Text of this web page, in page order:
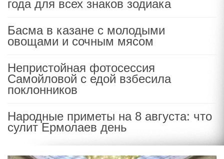
года для всех знаков зодиака
Басма в казане с молодыми
овощами и сочным мясом
Непристойная фотосессия
Самойловой с едой взбесила
поклонников
Народные приметы на 8 августа: что
сулит Ермолаев день